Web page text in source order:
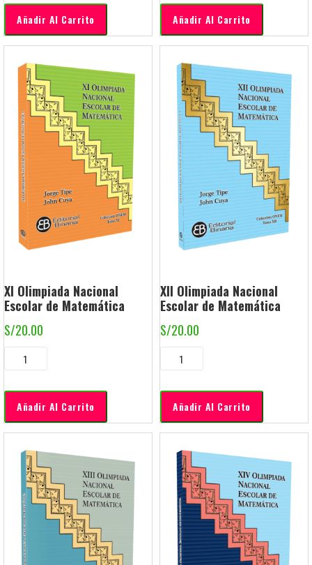
Añadir Al Carrito Añadir Al Carrito
XI Olimpiada Nacional
Escolar de Matemática
S/20.00
Añadir Al Carrito
XII Olimpiada Nacional
Escolar de Matemática
S/20.00
Añadir Al Carrito